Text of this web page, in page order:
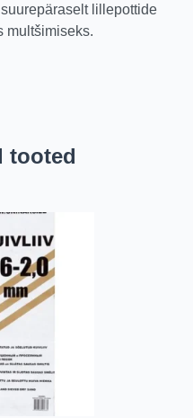
lillepottide
multšimiseks.
tooted